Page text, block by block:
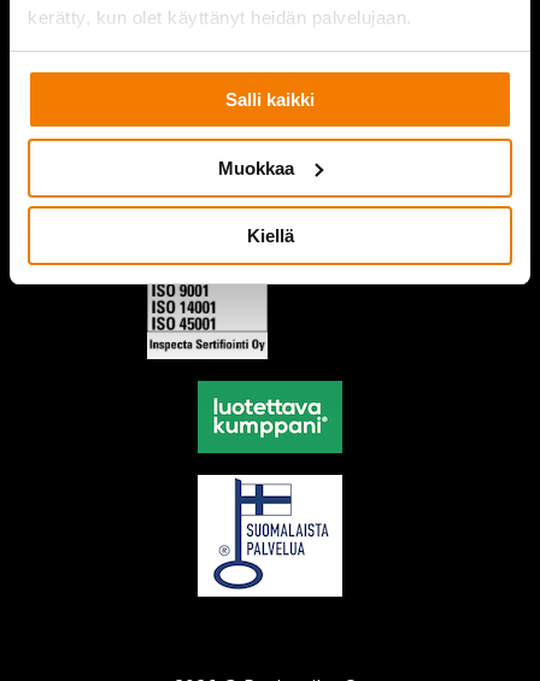
kerätty, kun olet käyttänyt heidän palvelujaan.
Salli kaikki
Muokkaa
Kiellä